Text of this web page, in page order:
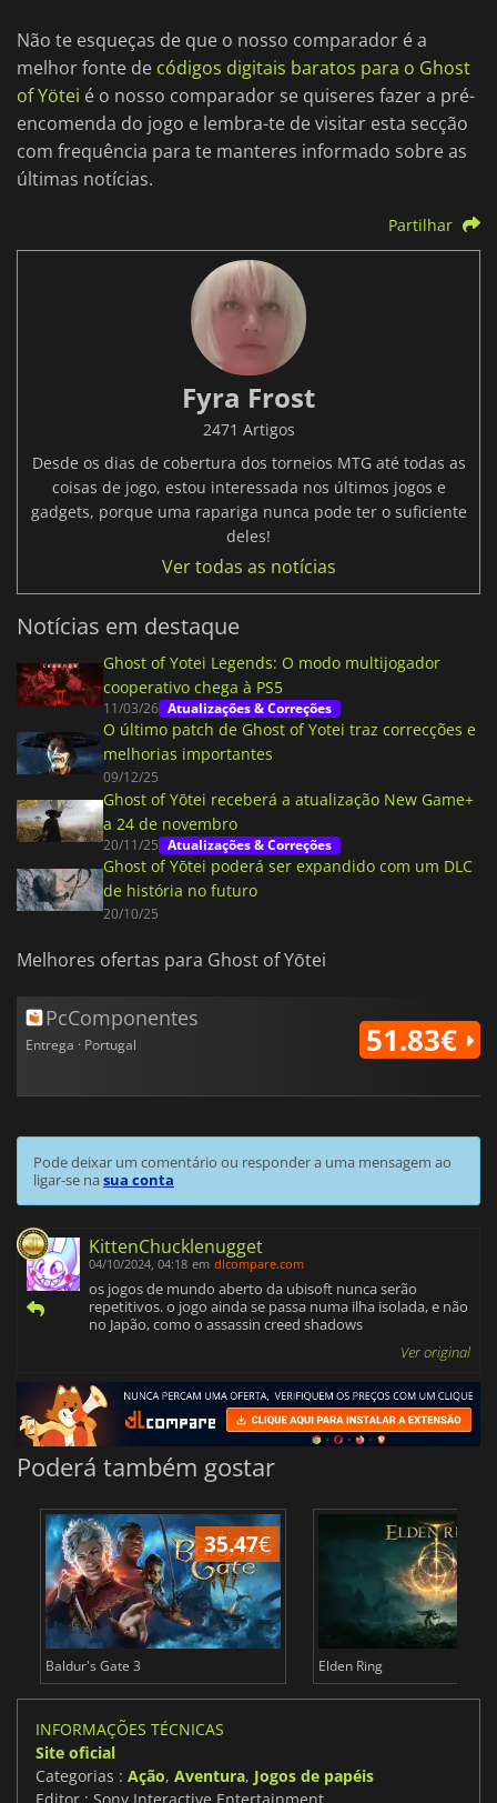
Não te esqueças de que o nosso comparador é a
melhor fonte de códigos digitais baratos para o Ghost
of Yötei é o nosso comparador se quiseres fazer a pré-
encomenda do jogo e lembra-te de visitar esta secção
com frequência para te manteres informado sobre as
últimas notícias.
Partilhar
Fyra Frost
2471 Artigos
Desde os dias de cobertura dos torneios MTG até todas as
coisas de jogo, estou interessada nos últimos jogos e
gadgets, porque uma rapariga nunca pode ter o suficiente
deles!
Ver todas as notícias
Notícias em destaque
Ghost of Yotei Legends: O modo multijogador
cooperativo chega à PS5
11/03/26 Atualizações & Correções
O último patch de Ghost of Yotei traz correcções e
melhorias importantes
09/12/25
Ghost of Yōtei receberá a atualização New Game+
a 24 de novembro
20/11/25 Atualizações & Correções
Ghost of Yōtei poderá ser expandido com um DLC
de história no futuro
20/10/25
Melhores ofertas para Ghost of Yōtei
PcComponentes
Entrega · Portugal 51.83€
Pode deixar um comentário ou responder a uma mensagem ao
ligar-se nasua conta
KittenChucklenugget
04/10/2024, 04:18 em dlcompare.com
os jogos de mundo aberto da ubisoft nunca serão
repetitivos. o jogo ainda se passa numa ilha isolada, e não
no Japão, como o assassin creed shadows
Ver original
Poderá também gostar
35.47€
Baldur's Gate 3 Elden Ring
INFORMAÇÕES TÉCNICAS
Site oficial
Categorias : Ação, Aventura, Jogos de papéis